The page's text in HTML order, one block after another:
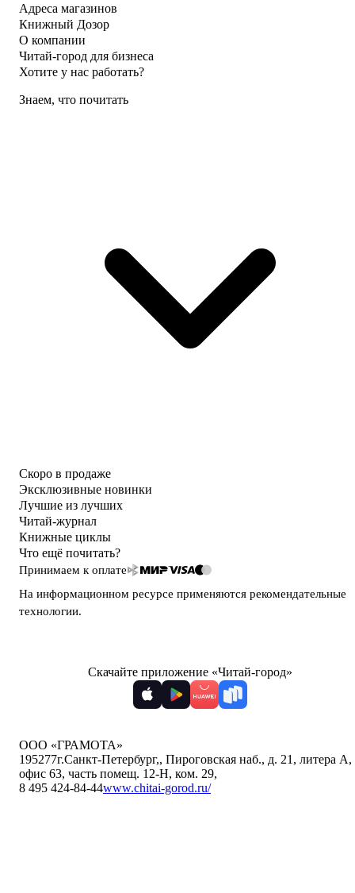
Адреса магазинов
Книжный Дозор
О компании
Читай-город для бизнеса
Хотите у нас работать?
Знаем, что почитать
Скоро в продаже
Эксклюзивные новинки
Лучшие из лучших
Читай-журнал
Книжные циклы
Что ещё почитать?
Принимаем к оплате
На информационном ресурсе применяются рекомендательные
технологии.
Скачайте приложение «Читай-город»
ООО «ГРАМОТА»
195277г.Санкт-Петербург,, Пироговская наб., д. 21, литера А,
офис 63, часть помещ. 12-Н, ком. 29,
8 495 424-84-44www.chitai-gorod.ru/